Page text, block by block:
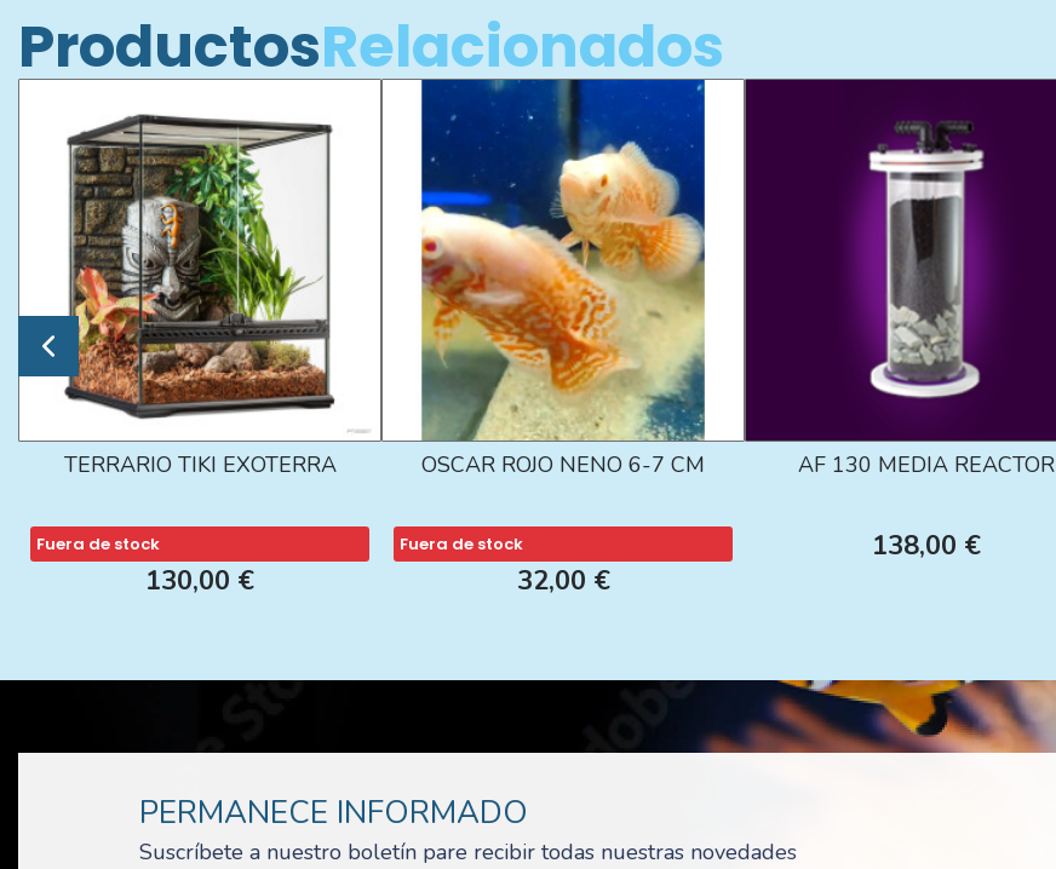
ProductosRelacionados
TERRARIO TIKI EXOTERRA
Fuera de stock
130,00 €
OSCAR ROJO NENO 6-7 CM
Fuera de stock
32,00 €
AF 130 MEDIA REACTOR
138,00 €
PERMANECE INFORMADO
Suscríbete a nuestro boletín pare recibir todas nuestras novedades